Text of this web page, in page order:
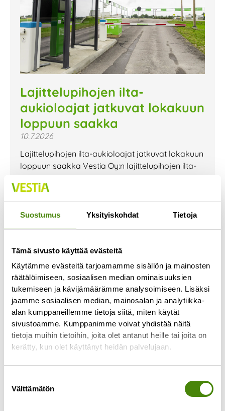
Suostumus Yksityiskohdat Tietoja
Tämä sivusto käyttää evästeitä
Käytämme evästeitä tarjoamamme sisällön ja mainosten
räätälöimiseen, sosiaalisen median ominaisuuksien
tukemiseen ja kävijämäärämme analysoimiseen. Lisäksi
jaamme sosiaalisen median, mainosalan ja analytiikka-
alan kumppaneillemme tietoja siitä, miten käytät
sivustoamme. Kumppanimme voivat yhdistää näitä
tietoja muihin tietoihin, joita olet antanut heille tai joita on
kerätty, kun olet käyttänyt heidän palvelujaan.
valinta
Välttämätön
Lajittelupihojen ilta-
aukioloajat jatkuvat lokakuun
loppuun saakka
10.7.2026
Lajittelupihojen ilta-aukioloajat jatkuvat lokakuun
loppuun saakka Vestia Oy:n lajittelupihojen ilta-
Jokaisella lajittelupihalla pääsee vähintään
kerran viikossa
Lue lisää »